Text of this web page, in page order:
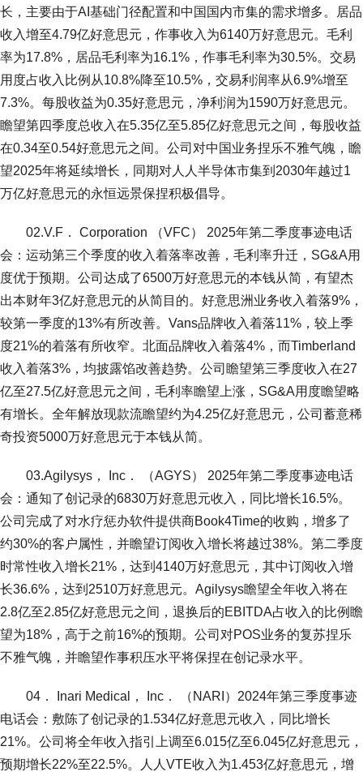
长，主要由于AI基础门径配置和中国国内市集的需求增多。居品
收入增至4.79亿好意思元，作事收入为6140万好意思元。毛利
率为17.8%，居品毛利率为16.1%，作事毛利率为30.5%。交易
用度占收入比例从10.8%降至10.5%，交易利润率从6.9%增至
7.3%。每股收益为0.35好意思元，净利润为1590万好意思元。
瞻望第四季度总收入在5.35亿至5.85亿好意思元之间，每股收益
在0.34至0.54好意思元之间。公司对中国业务捏乐不雅气魄，瞻
望2025年将延续增长，同期对人人半导体市集到2030年越过1
万亿好意思元的永恒远景保捏积极倡导。
02.V.F． Corporation （VFC） 2025年第二季度事迹电话
会：运动第三个季度的收入着落率改善，毛利率升迁，SG&A用
度优于预期。公司达成了6500万好意思元的本钱从简，有望杰
出本财年3亿好意思元的从简目的。好意思洲业务收入着落9%，
较第一季度的13%有所改善。Vans品牌收入着落11%，较上季
度21%的着落有所收窄。北面品牌收入着落4%，而Timberland
收入着落3%，均披露馅改善趋势。公司瞻望第三季度收入在27
亿至27.5亿好意思元之间，毛利率瞻望上涨，SG&A用度瞻望略
有增长。全年解放现款流瞻望约为4.25亿好意思元，公司蓄意稀
奇投资5000万好意思元于本钱从简。
03.Agilysys， Inc． （AGYS） 2025年第二季度事迹电话
会：通知了创记录的6830万好意思元收入，同比增长16.5%。
公司完成了对水疗惩办软件提供商Book4Time的收购，增多了
约30%的客户属性，并瞻望订阅收入增长将越过38%。第二季度
时常性收入增长21%，达到4140万好意思元，其中订阅收入增
长36.6%，达到2510万好意思元。Agilysys瞻望全年收入将在
2.8亿至2.85亿好意思元之间，退换后的EBITDA占收入的比例瞻
望为18%，高于之前16%的预期。公司对POS业务的复苏捏乐
不雅气魄，并瞻望作事积压水平将保捏在创记录水平。
04． Inari Medical， Inc． （NARI）2024年第三季度事迹
电话会：敷陈了创记录的1.534亿好意思元收入，同比增长
21%。公司将全年收入指引上调至6.015亿至6.045亿好意思元，
预期增长22%至22.5%。人人VTE收入为1.453亿好意思元，增